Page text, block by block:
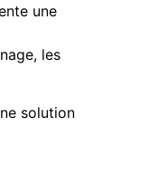
une
les
solution